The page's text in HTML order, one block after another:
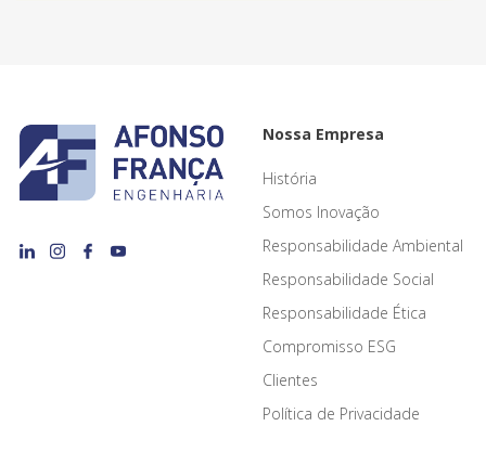
Nossa Empresa
História
Somos Inovação
Responsabilidade Ambiental
Responsabilidade Social
Responsabilidade Ética
Compromisso ESG
Clientes
Política de Privacidade